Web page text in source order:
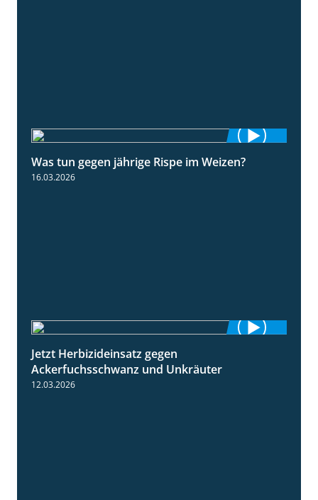
1:15
Was tun gegen jährige Rispe im Weizen?
16.03.2026
Jetzt Herbizideinsatz gegen
Ackerfuchsschwanz und Unkräuter
12.03.2026